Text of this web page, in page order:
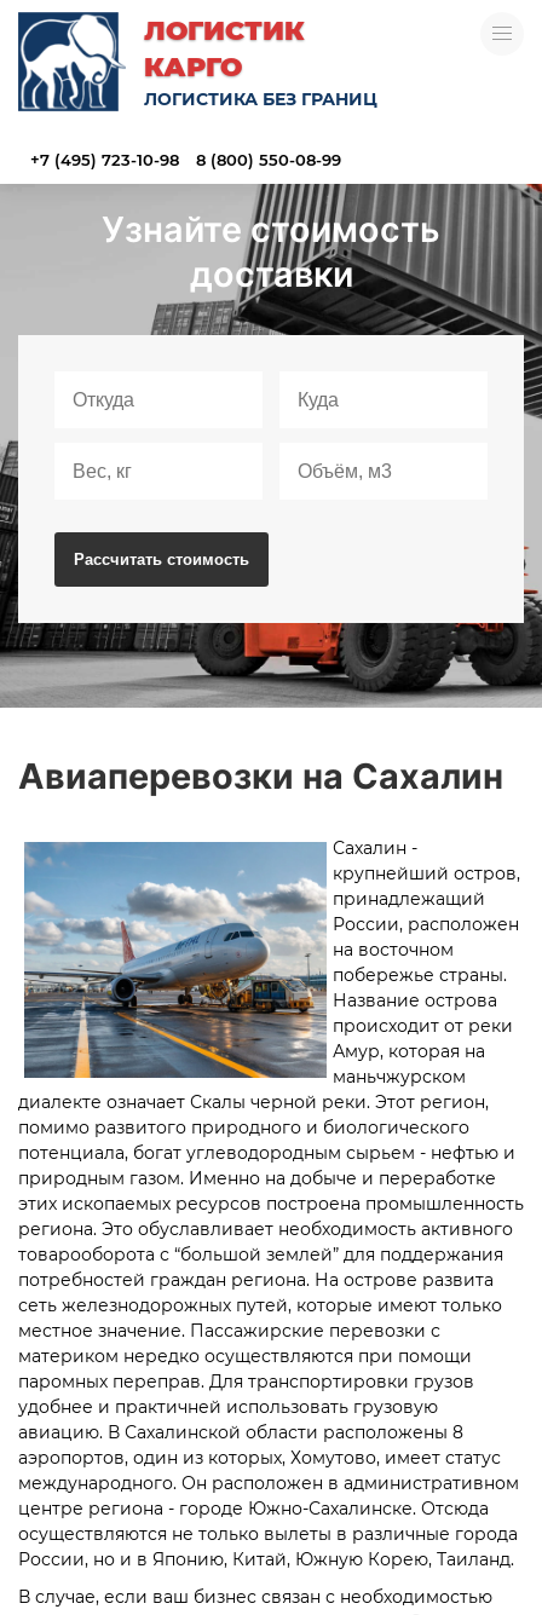
ЛОГИСТИК
КАРГО
ЛОГИСТИКА БЕЗ ГРАНИЦ
+7 (495) 723-10-98 8 (800) 550-08-99
Узнайте стоимость
доставки
Рассчитать стоимость
Авиаперевозки на Сахалин
Сахалин -
крупнейший остров,
принадлежащий
России, расположен
на восточном
побережье страны.
Название острова
происходит от реки
Амур, которая на
маньчжурском
диалекте означает Скалы черной реки. Этот регион,
помимо развитого природного и биологического
потенциала, богат углеводородным сырьем - нефтью и
природным газом. Именно на добыче и переработке
этих ископаемых ресурсов построена промышленность
региона. Это обуславливает необходимость активного
товарооборота с “большой землей” для поддержания
потребностей граждан региона. На острове развита
сеть железнодорожных путей, которые имеют только
местное значение. Пассажирские перевозки с
материком нередко осуществляются при помощи
паромных переправ. Для транспортировки грузов
удобнее и практичней использовать грузовую
авиацию. В Сахалинской области расположены 8
аэропортов, один из которых, Хомутово, имеет статус
международного. Он расположен в административном
центре региона - городе Южно-Сахалинске. Отсюда
осуществляются не только вылеты в различные города
России, но и в Японию, Китай, Южную Корею, Таиланд.
В случае, если ваш бизнес связан с необходимостью